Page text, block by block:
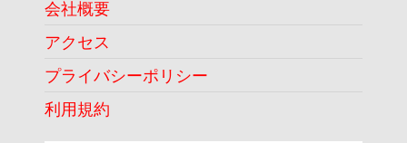
会社概要
アクセス
プライバシーポリシー
利用規約